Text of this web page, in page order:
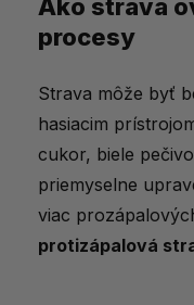
Ako strava
procesy
Strava môže byť
hasiacim
cukor, biele
priemyselne
viac
protizápalová